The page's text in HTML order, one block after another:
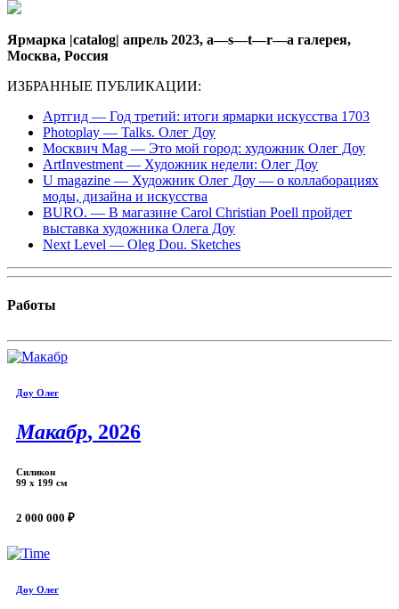
Ярмарка |catalog| апрель 2023, a—s—t—r—a галерея,
Москва, Россия
ИЗБРАННЫЕ ПУБЛИКАЦИИ:
Артгид — Год третий: итоги ярмарки искусства 1703
Photoplay — Talks. Олег Доу
Москвич Mag — Это мой город: художник Олег Доу
ArtInvestment — Художник недели: Олег Доу
U magazine — Художник Олег Доу — о коллаборациях
моды, дизайна и искусства
BURO. — В магазине Carol Christian Poell пройдет
выставка художника Олега Доу
Next Level — Oleg Dou. Sketches
Работы
Доу Олег
Макабр, 2026
Силикон
99 х 199 см
2 000 000 ₽
Доу Олег